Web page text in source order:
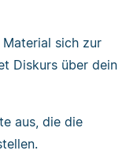
sich zur
Diskurs über dein
aus, die die